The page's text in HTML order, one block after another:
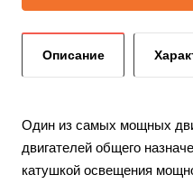
Описание
Один из самых мощных
двигателей общего
катушкой освещения